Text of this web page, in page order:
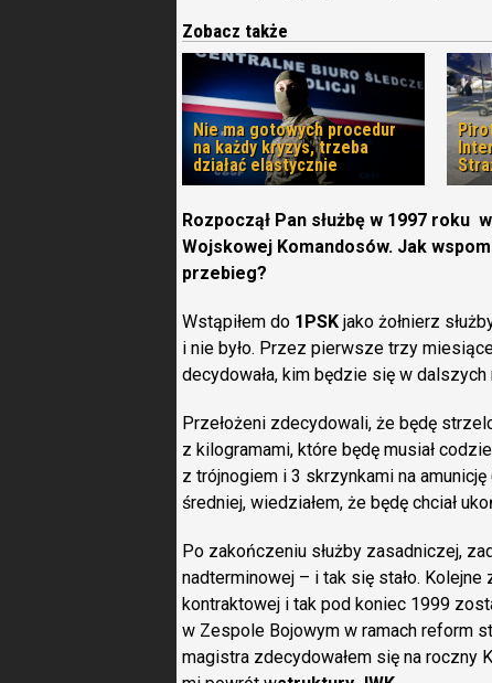
Zobacz także
Nie ma gotowych procedur
na każdy kryzys, trzeba
działać elastycznie
Rozpoczął Pan służbę w 1997 roku
Wojskowej Komandosów. Jak
przebieg?
Wstąpiłem do 1PSK jako żołnierz
i nie było. Przez pierwsze trzy
decydowała, kim będzie się w dalszych
Przełożeni zdecydowali, że będę
z kilogramami, które będę musiał
z trójnogiem i 3 skrzynkami na
średniej, wiedziałem, że będę chciał
Po zakończeniu służby zasadniczej,
nadterminowej – i tak się stało.
kontraktowej i tak pod koniec 1999
w Zespole Bojowym w ramach reform
magistra zdecydowałem się na roczny